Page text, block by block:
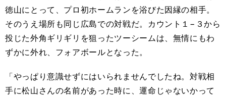
徳山にとって、プロ初ホームランを浴びた因縁の相手。
そのうえ場所も同じ広島での対戦だ。カウント１−３から
投じた外角ギリギリを狙ったツーシームは、無情にもわ
ずかに外れ、フォアボールとなった。
「やっぱり意識せずにはいられませんでしたね。対戦相
手に松山さんの名前があった時に、運命じゃないかって